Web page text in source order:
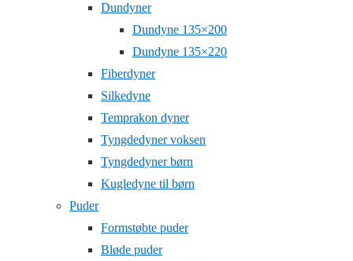
Dundyner
Dundyne 135×200
Dundyne 135×220
Fiberdyner
Silkedyne
Temprakon dyner
Tyngdedyner voksen
Tyngdedyner børn
Kugledyne til børn
Puder
Formstøbte puder
Bløde puder